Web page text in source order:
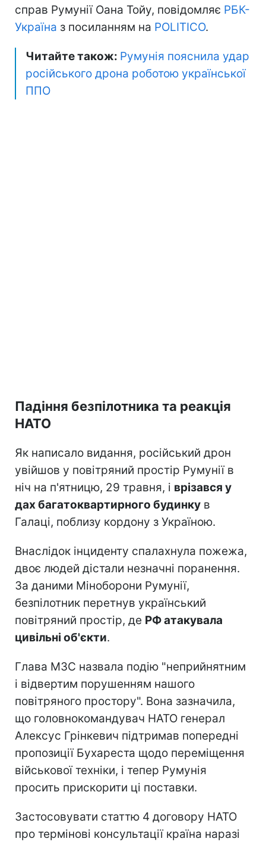
справ Румунії Оана Тойу, повідомляє РБК-
Україна з посиланням на POLITICO.
Читайте також: Румунія пояснила удар
російського дрона роботою української
ППО
Падіння безпілотника та реакція
НАТО
Як написало видання, російський дрон
увійшов у повітряний простір Румунії в
ніч на п'ятницю, 29 травня, і врізався у
дах багатоквартирного будинку в
Галаці, поблизу кордону з Україною.
Внаслідок інциденту спалахнула пожежа,
двоє людей дістали незначні поранення.
За даними Міноборони Румунії,
безпілотник перетнув український
повітряний простір, де РФ атакувала
цивільні об'єкти.
Глава МЗС назвала подію "неприйнятним
і відвертим порушенням нашого
повітряного простору". Вона зазначила,
що головнокомандувач НАТО генерал
Алексус Грінкевич підтримав попередні
пропозиції Бухареста щодо переміщення
військової техніки, і тепер Румунія
просить прискорити ці поставки.
Застосовувати статтю 4 договору НАТО
про термінові консультації країна наразі